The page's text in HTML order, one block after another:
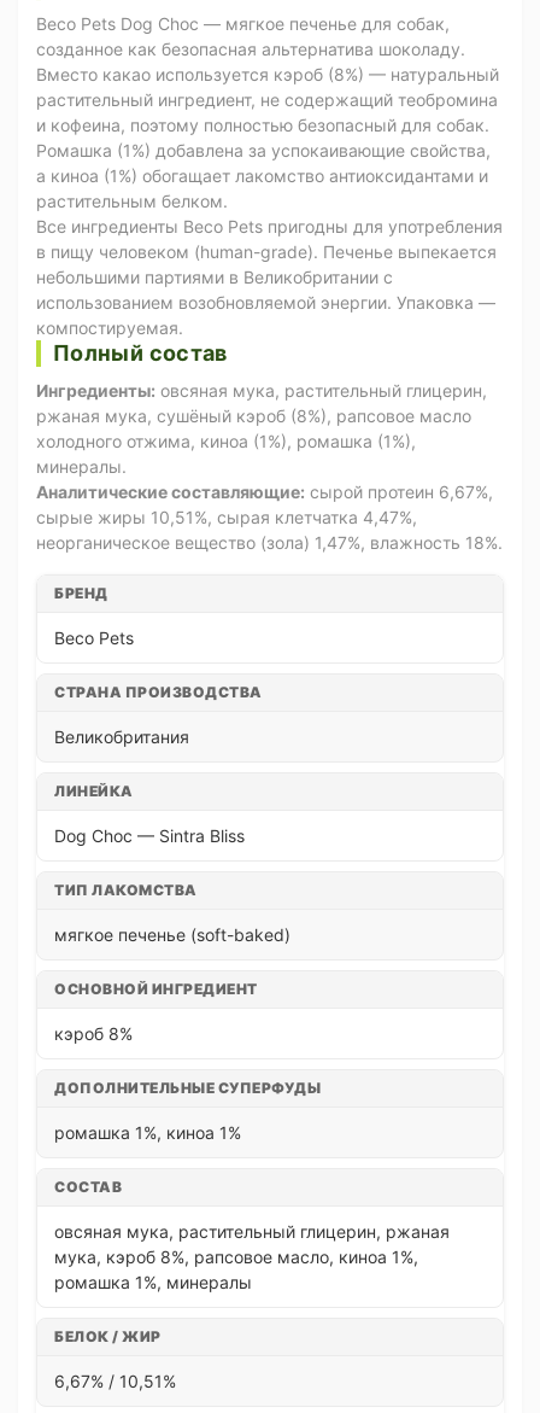
Beco Pets Dog Choc — мягкое печенье для собак,
созданное как безопасная альтернатива шоколаду.
Вместо какао используется кэроб (8%) — натуральный
растительный ингредиент, не содержащий теобромина
и кофеина, поэтому полностью безопасный для собак.
Ромашка (1%) добавлена за успокаивающие свойства,
а киноа (1%) обогащает лакомство антиоксидантами и
растительным белком.
Все ингредиенты Beco Pets пригодны для употребления
в пищу человеком (human-grade). Печенье выпекается
небольшими партиями в Великобритании с
использованием возобновляемой энергии. Упаковка —
компостируемая.
Полный состав
Ингредиенты: овсяная мука, растительный глицерин,
ржаная мука, сушёный кэроб (8%), рапсовое масло
холодного отжима, киноа (1%), ромашка (1%),
минералы.
Аналитические составляющие: сырой протеин 6,67%,
сырые жиры 10,51%, сырая клетчатка 4,47%,
неорганическое вещество (зола) 1,47%, влажность 18%.
БРЕНД
Beco Pets
СТРАНА ПРОИЗВОДСТВА
Великобритания
ЛИНЕЙКА
Dog Choc — Sintra Bliss
ТИП ЛАКОМСТВА
мягкое печенье (soft-baked)
ОСНОВНОЙ ИНГРЕДИЕНТ
кэроб 8%
ДОПОЛНИТЕЛЬНЫЕ СУПЕРФУДЫ
ромашка 1%, киноа 1%
СОСТАВ
овсяная мука, растительный глицерин, ржаная
мука, кэроб 8%, рапсовое масло, киноа 1%,
ромашка 1%, минералы
БЕЛОК / ЖИР
6,67% / 10,51%